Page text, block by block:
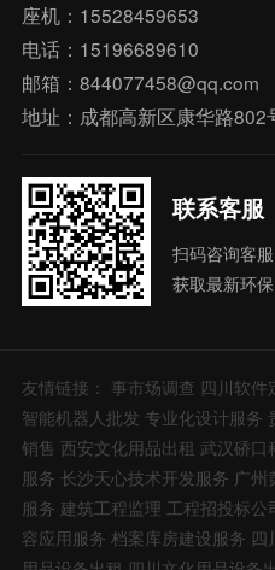
座机：15528459653
电话：15196689610
邮箱：844077458@qq.com
地址：成都高新区康华路802
联系客服
扫码咨询客服
获取最新环
友情链接： 事市场调查 四川软件
智能机器人批发 专业化设计服务
销售 西安文化用品出租 武汉硚口
服务 长沙天心技术开发服务 广州
服务 建筑工程监理 工程招投标公
容应用服务 档案库房建设服务 四